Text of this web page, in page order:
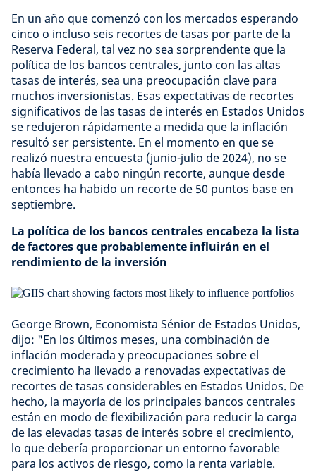
En un año que comenzó con los mercados esperando
cinco o incluso seis recortes de tasas por parte de la
Reserva Federal, tal vez no sea sorprendente que la
política de los bancos centrales, junto con las altas
tasas de interés, sea una preocupación clave para
muchos inversionistas. Esas expectativas de recortes
significativos de las tasas de interés en Estados Unidos
se redujeron rápidamente a medida que la inflación
resultó ser persistente. En el momento en que se
realizó nuestra encuesta (junio-julio de 2024), no se
había llevado a cabo ningún recorte, aunque desde
entonces ha habido un recorte de 50 puntos base en
septiembre.
La política de los bancos centrales encabeza la lista
de factores que probablemente influirán en el
rendimiento de la inversión
George Brown, Economista Sénior de Estados Unidos,
dijo: "En los últimos meses, una combinación de
inflación moderada y preocupaciones sobre el
crecimiento ha llevado a renovadas expectativas de
recortes de tasas considerables en Estados Unidos. De
hecho, la mayoría de los principales bancos centrales
están en modo de flexibilización para reducir la carga
de las elevadas tasas de interés sobre el crecimiento,
lo que debería proporcionar un entorno favorable
para los activos de riesgo, como la renta variable.